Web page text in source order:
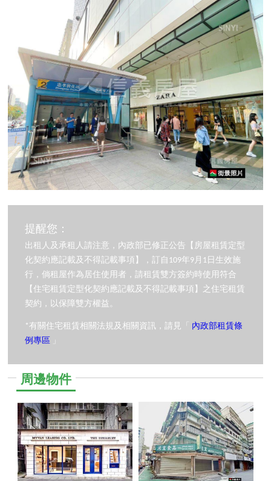
提醒您：
出租人及承租人請注意，內政部已修正公告【房屋租賃定型
化契約應記載及不得記載事項】，訂自109年9月1日生效施
行，倘租屋作為居住使用者，請租賃雙方簽約時使用符合
【住宅租賃定型化契約應記載及不得記載事項】之住宅租賃
契約，以保障雙方權益。
*有關住宅租賃相關法規及相關資訊，請見「 內政部租賃條
例專區 」
周邊物件